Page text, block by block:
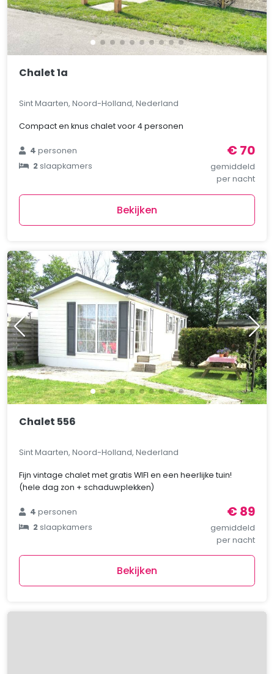
Chalet 1a
Sint Maarten, Noord-Holland, Nederland
Compact en knus chalet voor 4 personen
4personen
2slaapkamers
€ 70
gemiddeld
per nacht
Bekijken
Chalet 556
Sint Maarten, Noord-Holland, Nederland
Fijn vintage chalet met gratis WIFI en een heerlijke tuin!
(hele dag zon + schaduwplekken)
4personen
2slaapkamers
€ 89
gemiddeld
per nacht
Bekijken